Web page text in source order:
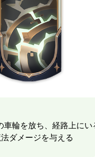
輪を放ち、経路上に
ダメージを与える